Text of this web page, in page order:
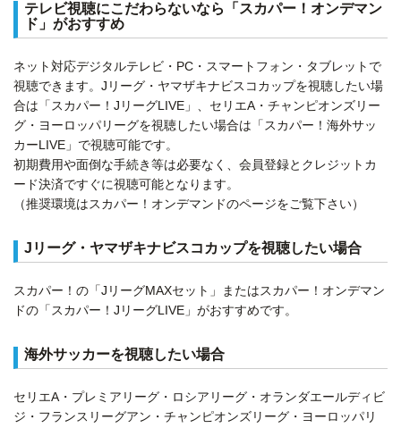
テレビ視聴にこだわらないなら「スカパー！オンデマン
ド」がおすすめ
ネット対応デジタルテレビ・PC・スマートフォン・タブレットで
視聴できます。Jリーグ・ヤマザキナビスコカップを視聴したい場
合は「スカパー！JリーグLIVE」、セリエA・チャンピオンズリー
グ・ヨーロッパリーグを視聴したい場合は「スカパー！海外サッ
カーLIVE」で視聴可能です。
初期費用や面倒な手続き等は必要なく、会員登録とクレジットカ
ード決済ですぐに視聴可能となります。
（推奨環境はスカパー！オンデマンドのページをご覧下さい）
Jリーグ・ヤマザキナビスコカップを視聴したい場合
スカパー！の「JリーグMAXセット」またはスカパー！オンデマン
ドの「スカパー！JリーグLIVE」がおすすめです。
海外サッカーを視聴したい場合
セリエA・プレミアリーグ・ロシアリーグ・オランダエールディビ
ジ・フランスリーグアン・チャンピオンズリーグ・ヨーロッパリ